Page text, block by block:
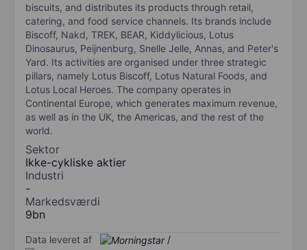
biscuits, and distributes its products through retail,
catering, and food service channels. Its brands include
Biscoff, Nakd, TREK, BEAR, Kiddylicious, Lotus
Dinosaurus, Peijnenburg, Snelle Jelle, Annas, and Peter's
Yard. Its activities are organised under three strategic
pillars, namely Lotus Biscoff, Lotus Natural Foods, and
Lotus Local Heroes. The company operates in
Continental Europe, which generates maximum revenue,
as well as in the UK, the Americas, and the rest of the
world.
Sektor
Ikke-cykliske aktier
Industri
-
Markedsværdi
9bn
Data leveret af /